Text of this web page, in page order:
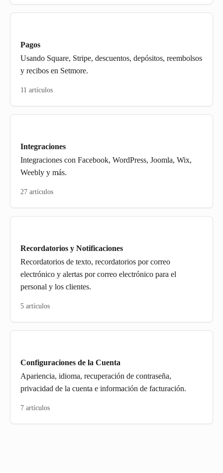
Pagos
Usando Square, Stripe, descuentos, depósitos, reembolsos
y recibos en Setmore.
11 artículos
Integraciones
Integraciones con Facebook, WordPress, Joomla, Wix,
Weebly y más.
27 artículos
Recordatorios y Notificaciones
Recordatorios de texto, recordatorios por correo
electrónico y alertas por correo electrónico para el
personal y los clientes.
5 artículos
Configuraciones de la Cuenta
Apariencia, idioma, recuperación de contraseña,
privacidad de la cuenta e información de facturación.
7 artículos